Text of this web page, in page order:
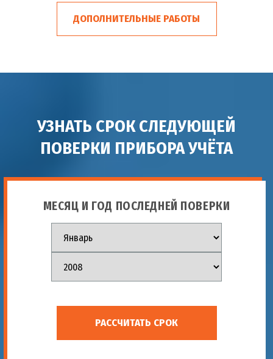
ДОПОЛНИТЕЛЬНЫЕ РАБОТЫ
УЗНАТЬ СРОК СЛЕДУЮЩЕЙ
ПОВЕРКИ ПРИБОРА УЧЁТА
МЕСЯЦ И ГОД ПОСЛЕДНЕЙ ПОВЕРКИ
РАССЧИТАТЬ СРОК